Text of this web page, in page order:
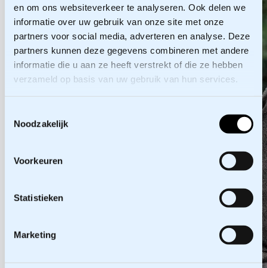
en om ons websiteverkeer te analyseren. Ook delen we
informatie over uw gebruik van onze site met onze
partners voor social media, adverteren en analyse. Deze
partners kunnen deze gegevens combineren met andere
informatie die u aan ze heeft verstrekt of die ze hebben
verzameld op basis van uw gebruik van hun services.
Noodzakelijk
Voorkeuren
Statistieken
Marketing